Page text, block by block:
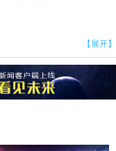
【展开】